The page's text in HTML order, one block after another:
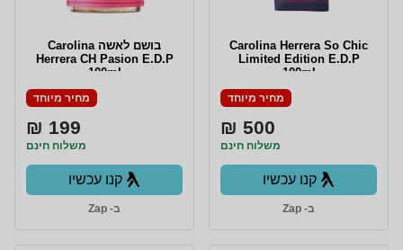
Carolina Herrera So Chic
Limited Edition E.D.P
100ml
מחיר מיוחד
500 ₪
משלוח חינם
קנו עכשיו
ב- Zap
בושם לאשה Carolina
Herrera CH Pasion E.D.P
100ml
מחיר מיוחד
199 ₪
משלוח חינם
קנו עכשיו
ב- Zap